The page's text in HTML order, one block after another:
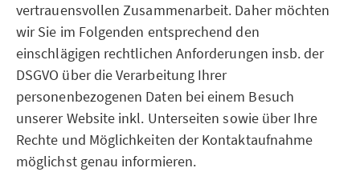
vertrauensvollen Zusammenarbeit. Daher möchten
wir Sie im Folgenden entsprechend den
einschlägigen rechtlichen Anforderungen insb. der
DSGVO über die Verarbeitung Ihrer
personenbezogenen Daten bei einem Besuch
unserer Website inkl. Unterseiten sowie über Ihre
Rechte und Möglichkeiten der Kontaktaufnahme
möglichst genau informieren.